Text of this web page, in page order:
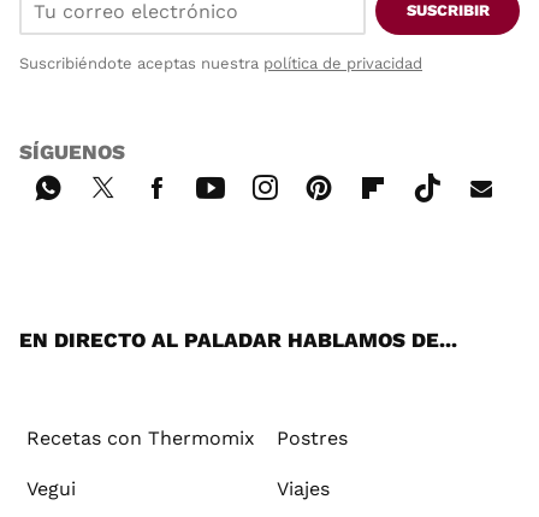
SUSCRIBIR
Suscribiéndote aceptas nuestra política de privacidad
SÍGUENOS
EN DIRECTO AL PALADAR HABLAMOS DE...
Recetas con Thermomix Postres
Vegui Viajes